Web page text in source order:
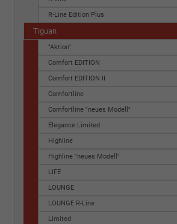
R-Line Edition Plus
Tiguan
"Aktion"
Comfort EDITION
Comfort EDITION II
Comfortline
Comfortline "neues Modell"
Elegance Limited
Highline
Highline "neues Modell"
LIFE
LOUNGE
LOUNGE R-Line
Limited